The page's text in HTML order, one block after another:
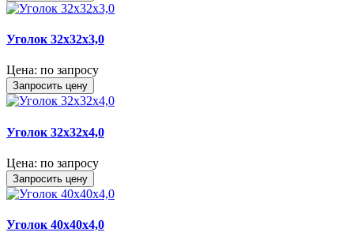
Уголок 32х32х3,0
Цена: по запросу
Запросить цену
Уголок 32х32х4,0
Цена: по запросу
Запросить цену
Уголок 40х40х4,0